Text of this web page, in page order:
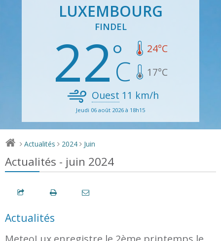
LUXEMBOURG
FINDEL
22 24°C
17°C
Ouest 11 km/h
Jeudi 06 août 2026 à 18h15
> Actualités > 2024 > Juin
Actualités - juin 2024
Actualités